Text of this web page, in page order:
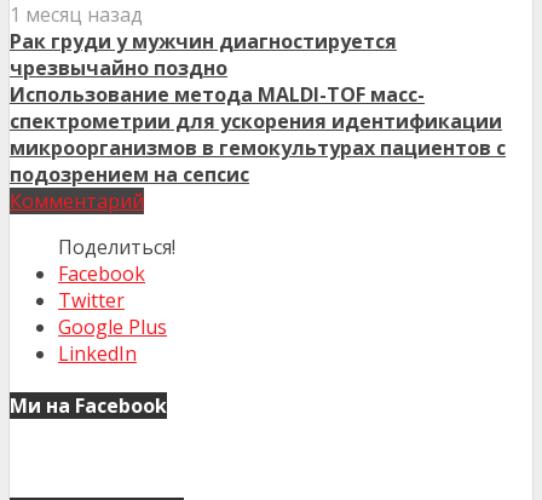
1 месяц назад
Рак груди у мужчин диагностируется
чрезвычайно поздно
Использование метода MALDI-TOF масс-
спектрометрии для ускорения идентификации
микроорганизмов в гемокультурах пациентов с
подозрением на сепсис
Комментарий
Поделиться!
Facebook
Twitter
Google Plus
LinkedIn
Ми на Facebook